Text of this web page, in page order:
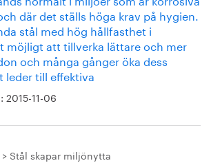
där det ställs höga krav på hygien.
stål med hög hållfasthet i
möjligt att tillverka lättare och mer
och många gånger öka dess
leder till effektiva
2015-11-06
Stål skapar miljönytta